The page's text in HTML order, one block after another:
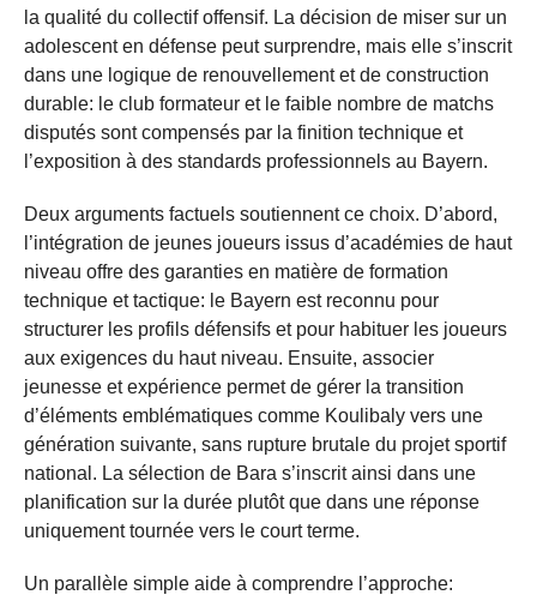
la qualité du collectif offensif. La décision de miser sur un
adolescent en défense peut surprendre, mais elle s’inscrit
dans une logique de renouvellement et de construction
durable: le club formateur et le faible nombre de matchs
disputés sont compensés par la finition technique et
l’exposition à des standards professionnels au Bayern.
Deux arguments factuels soutiennent ce choix. D’abord,
l’intégration de jeunes joueurs issus d’académies de haut
niveau offre des garanties en matière de formation
technique et tactique: le Bayern est reconnu pour
structurer les profils défensifs et pour habituer les joueurs
aux exigences du haut niveau. Ensuite, associer
jeunesse et expérience permet de gérer la transition
d’éléments emblématiques comme Koulibaly vers une
génération suivante, sans rupture brutale du projet sportif
national. La sélection de Bara s’inscrit ainsi dans une
planification sur la durée plutôt que dans une réponse
uniquement tournée vers le court terme.
Un parallèle simple aide à comprendre l’approche: